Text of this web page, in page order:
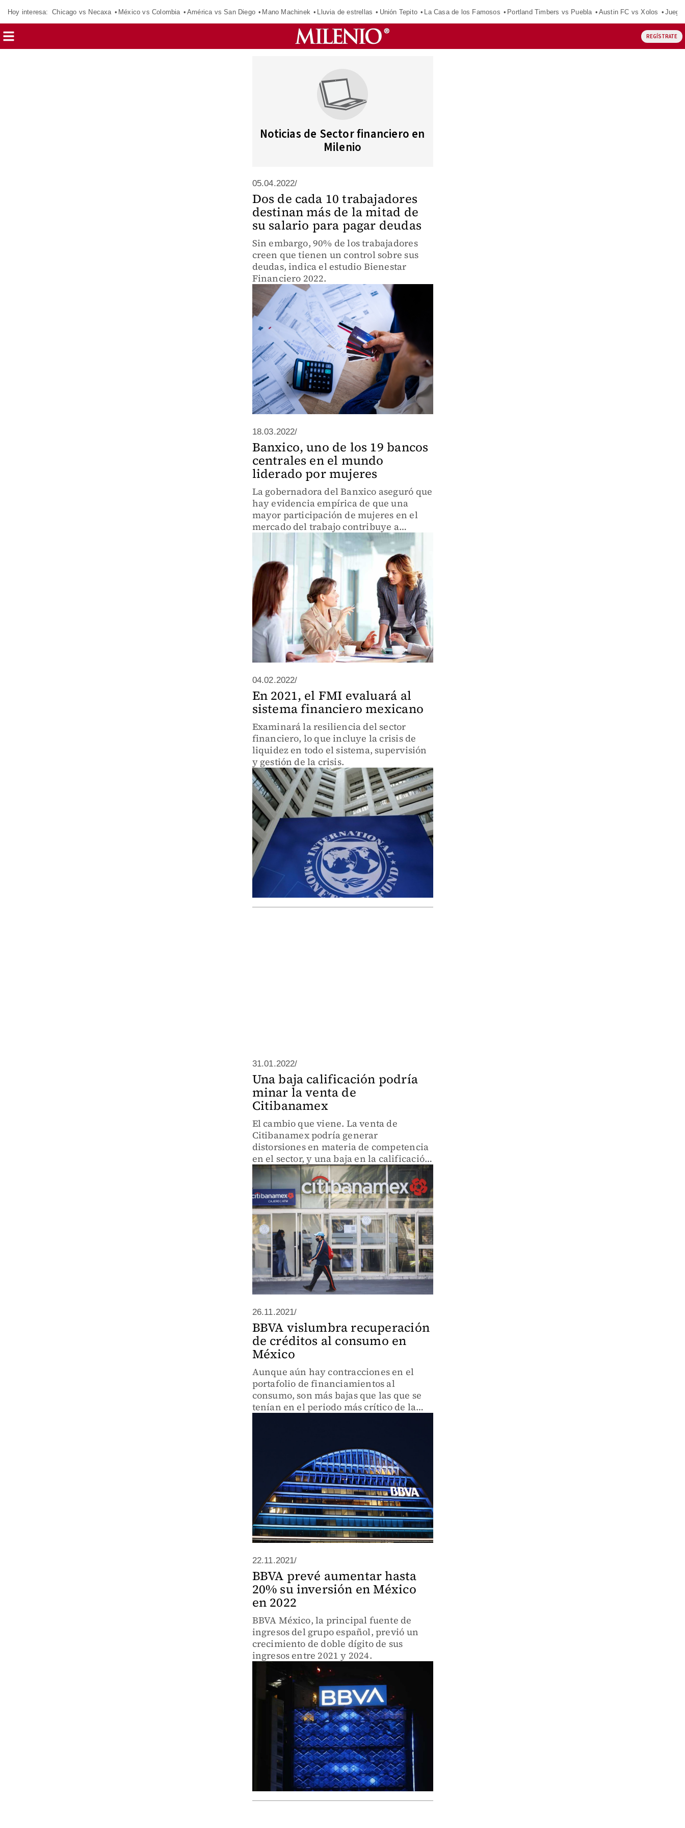
Hoy interesa: Chicago vs Necaxa México vs Colombia América vs San Diego Mano Machinek Lluvia de estrellas Unión Tepito La Casa de los Famosos Portland Timbers vs Puebla Austin FC vs Xolos
REGÍSTRATE
Noticias de Sector financiero en
Milenio
05.04.2022/
Dos de cada 10 trabajadores
destinan más de la mitad de
su salario para pagar deudas
Sin embargo, 90% de los trabajadores
creen que tienen un control sobre sus
deudas, indica el estudio Bienestar
Financiero 2022.
18.03.2022/
Banxico, uno de los 19 bancos
centrales en el mundo
liderado por mujeres
La gobernadora del Banxico aseguró que
hay evidencia empírica de que una
mayor participación de mujeres en el
mercado del trabajo contribuye a
mejorar la eficiencia de empresas e
04.02.2022/
En 2021, el FMI evaluará al
sistema financiero mexicano
Examinará la resiliencia del sector
financiero, lo que incluye la crisis de
liquidez en todo el sistema, supervisión
y gestión de la crisis.
31.01.2022/
Una baja calificación podría
minar la venta de
Citibanamex
El cambio que viene. La venta de
Citibanamex podría generar
distorsiones en materia de competencia
en el sector, y una baja en la calificación
crediticia del banco que afectaría el
precio de compra.
26.11.2021/
BBVA vislumbra recuperación
de créditos al consumo en
México
Aunque aún hay contracciones en el
portafolio de financiamientos al
consumo, son más bajas que las que se
tenían en el periodo más crítico de la
22.11.2021/
BBVA prevé aumentar hasta
20% su inversión en México
en 2022
BBVA México, la principal fuente de
ingresos del grupo español, previó un
crecimiento de doble dígito de sus
ingresos entre 2021 y 2024.